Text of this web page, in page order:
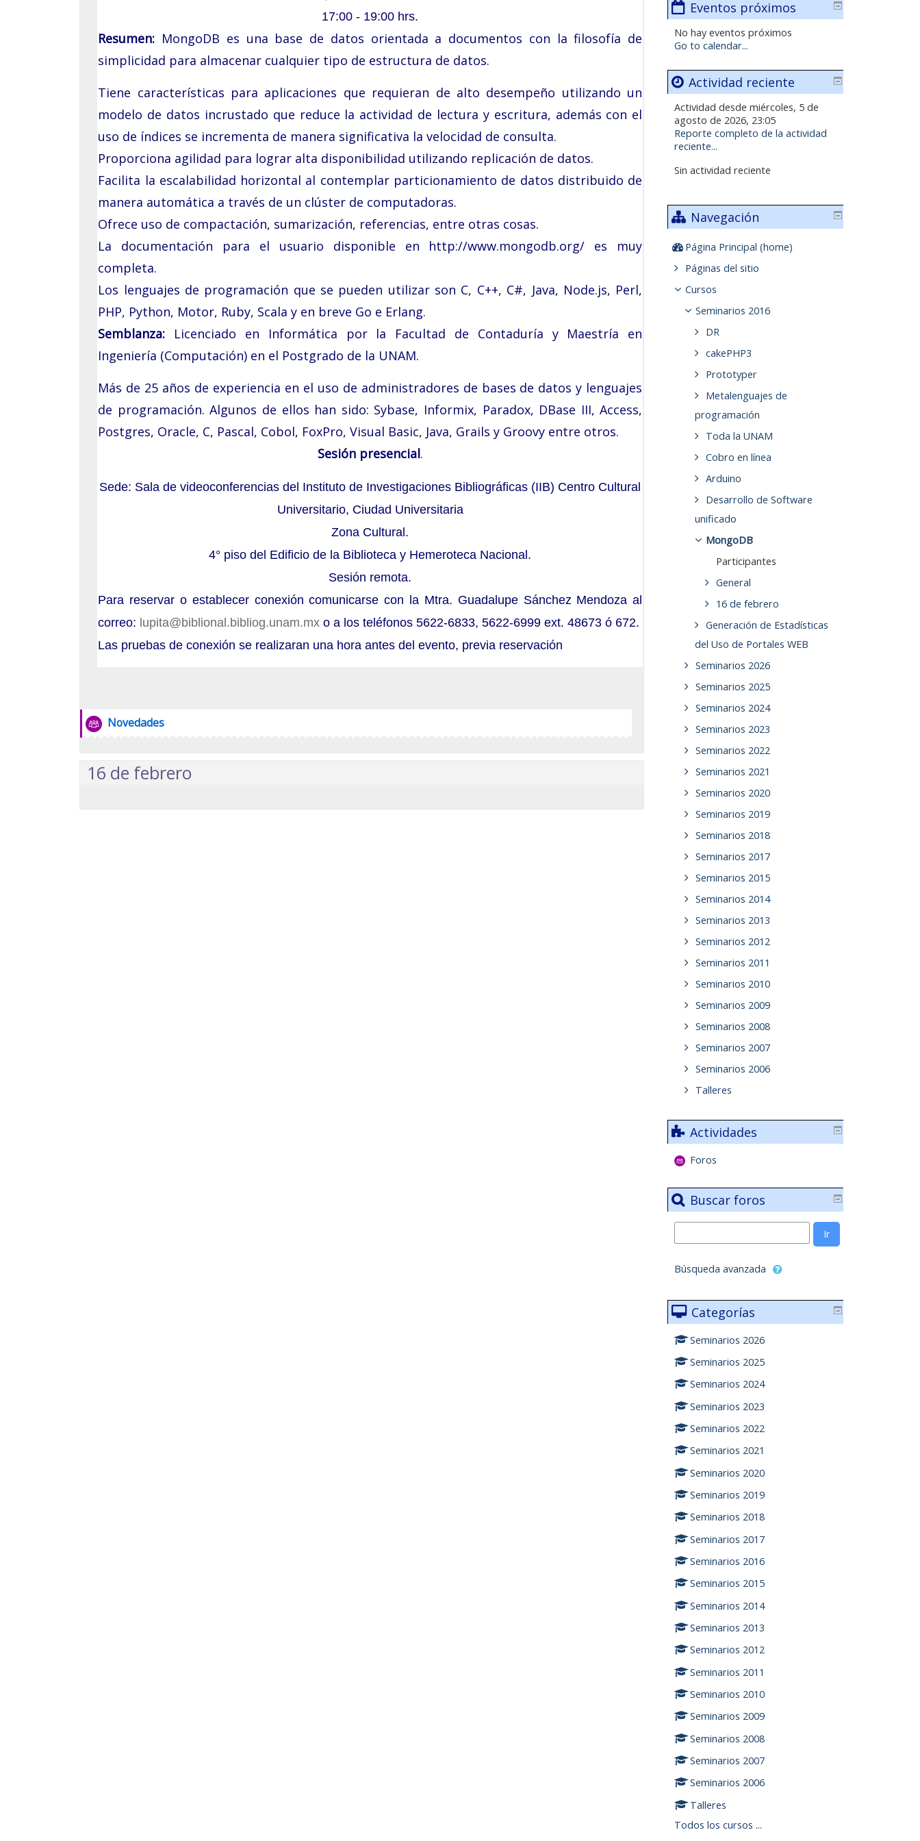
Participantes
Seminarios 2026
Junio: 23
Febrero: 17
Seminarios 2025
Noviembre: 25
Octubre: 21
Septiembre: 30
Agosto: 17
Junio: 17
Mayo: 20
Abril: 29
Seminarios 2024
Noviembre: 26
Octubre: 22
Agosto: 15
Junio: 18
Mayo: 28
17:00 - 19:00 hrs.
Resumen: MongoDB es una base de datos orientada a documentos con la filosofía de
simplicidad para almacenar cualquier tipo de estructura de datos.
Tiene características para aplicaciones que requieran de alto desempeño utilizando un
modelo de datos incrustado que reduce la actividad de lectura y escritura, además con el
uso de índices se incrementa de manera significativa la velocidad de consulta.
Proporciona agilidad para lograr alta disponibilidad utilizando replicación de datos.
Facilita la escalabilidad horizontal al contemplar particionamiento de datos distribuido de
manera automática a través de un clúster de computadoras.
Ofrece uso de compactación, sumarización, referencias, entre otras cosas.
La documentación para el usuario disponible en http://www.mongodb.org/ es muy
completa.
Los lenguajes de programación que se pueden utilizar son C, C++, C#, Java, Node.js, Perl,
PHP, Python, Motor, Ruby, Scala y en breve Go e Erlang.
Semblanza: Licenciado en Informática por la Facultad de Contaduría y Maestría en
Ingeniería (Computación) en el Postgrado de la UNAM.
Más de 25 años de experiencia en el uso de administradores de bases de datos y lenguajes
de programación. Algunos de ellos han sido: Sybase, Informix, Paradox, DBase III, Access,
Postgres, Oracle, C, Pascal, Cobol, FoxPro, Visual Basic, Java, Grails y Groovy entre otros.
Sesión presencial.
Sede: Sala de videoconferencias del Instituto de Investigaciones Bibliográficas (IIB) Centro Cultural
Universitario, Ciudad Universitaria
Zona Cultural.
4° piso del Edificio de la Biblioteca y Hemeroteca Nacional.
Sesión remota.
Para reservar o establecer conexión comunicarse con la Mtra. Guadalupe Sánchez Mendoza al
correo: lupita@biblional.bibliog.unam.mx o a los teléfonos 5622-6833, 5622-6999 ext. 48673 ó 672.
Las pruebas de conexión se realizaran una hora antes del evento, previa reservación
Novedades
Foro
16 de febrero
Eventos próximos
No hay eventos próximos
Go to calendar...
Actividad reciente
Actividad desde miércoles, 5 de
agosto de 2026, 23:05
Reporte completo de la actividad
reciente...
Sin actividad reciente
Navegación
Página Principal (home)
Páginas del sitio
Cursos
Seminarios 2016
DR
cakePHP3
Prototyper
Metalenguajes de
programación
Toda la UNAM
Cobro en línea
Arduino
Desarrollo de Software
unificado
MongoDB
Participantes
General
16 de febrero
Generación de Estadísticas
del Uso de Portales WEB
Seminarios 2026
Seminarios 2025
Seminarios 2024
Seminarios 2023
Seminarios 2022
Seminarios 2021
Seminarios 2020
Seminarios 2019
Seminarios 2018
Seminarios 2017
Seminarios 2015
Seminarios 2014
Seminarios 2013
Seminarios 2012
Seminarios 2011
Seminarios 2010
Seminarios 2009
Seminarios 2008
Seminarios 2007
Seminarios 2006
Talleres
Actividades
Foros
Buscar foros
Buscar
Ir
Búsqueda avanzada
Categorías
Seminarios 2026
Seminarios 2025
Seminarios 2024
Seminarios 2023
Seminarios 2022
Seminarios 2021
Seminarios 2020
Seminarios 2019
Seminarios 2018
Seminarios 2017
Seminarios 2016
Seminarios 2015
Seminarios 2014
Seminarios 2013
Seminarios 2012
Seminarios 2011
Seminarios 2010
Seminarios 2009
Seminarios 2008
Seminarios 2007
Seminarios 2006
Talleres
Todos los cursos ...